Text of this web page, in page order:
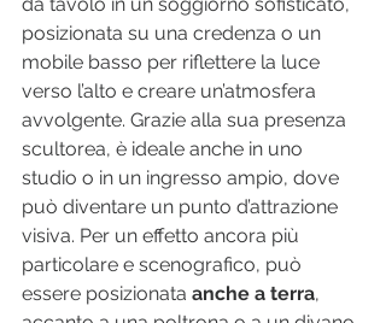
posizionata su una credenza o un
mobile basso per riflettere la luce
verso l’alto e creare un’atmosfera
avvolgente. Grazie alla sua presenza
scultorea, è ideale anche in uno
studio o in un ingresso ampio, dove
può diventare un punto d’attrazione
visiva. Per un effetto ancora più
particolare e scenografico, può
essere posizionata anche a terra,